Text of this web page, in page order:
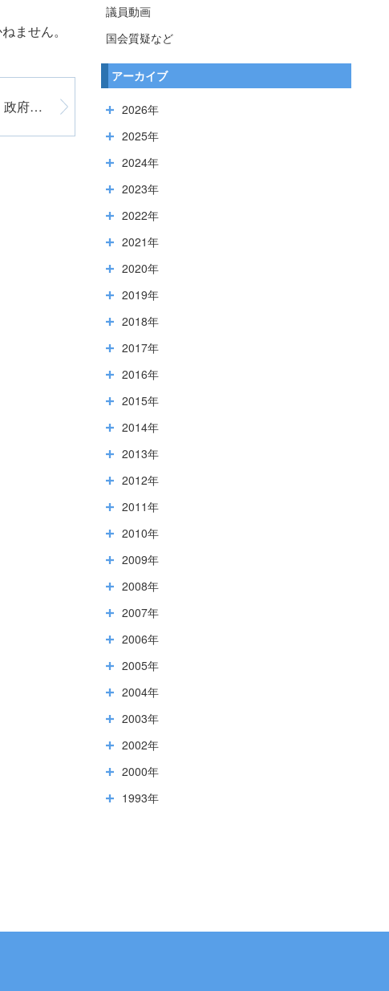
ません。
2800枚の聴取票を手書き・・・政府の思惑
議員動画
国会質疑など
アーカイブ
2026年
2025年
2024年
2023年
2022年
2021年
2020年
2019年
2018年
2017年
2016年
2015年
2014年
2013年
2012年
2011年
2010年
2009年
2008年
2007年
2006年
2005年
2004年
2003年
2002年
2000年
1993年